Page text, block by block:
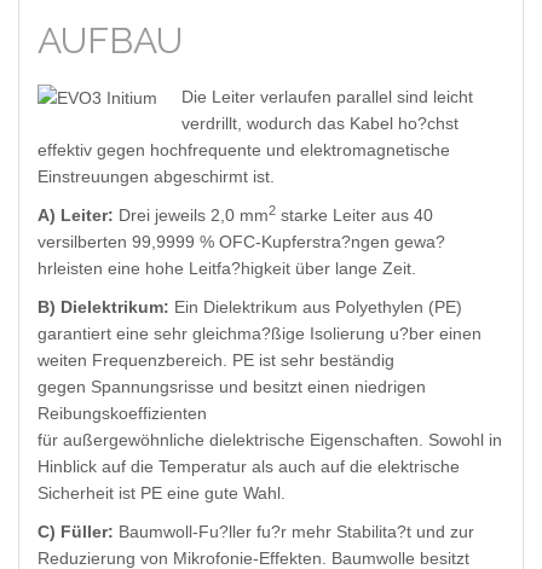
AUFBAU
Die Leiter verlaufen parallel sind leicht
verdrillt, wodurch das Kabel ho?chst
effektiv gegen hochfrequente und elektromagnetische
Einstreuungen abgeschirmt ist.
A) Leiter: Drei jeweils 2,0 mm2 starke Leiter aus 40
versilberten 99,9999 % OFC-Kupferstra?ngen gewa?
hrleisten eine hohe Leitfa?higkeit über lange Zeit.
B) Dielektrikum: Ein Dielektrikum aus Polyethylen (PE)
garantiert eine sehr gleichma?ßige Isolierung u?ber einen
weiten Frequenzbereich. PE ist sehr beständig
gegen Spannungsrisse und besitzt einen niedrigen
Reibungskoeffizienten
für außergewöhnliche dielektrische Eigenschaften. Sowohl in
Hinblick auf die Temperatur als auch auf die elektrische
Sicherheit ist PE eine gute Wahl.
C) Füller: Baumwoll-Fu?ller fu?r mehr Stabilita?t und zur
Reduzierung von Mikrofonie-Effekten. Baumwolle besitzt